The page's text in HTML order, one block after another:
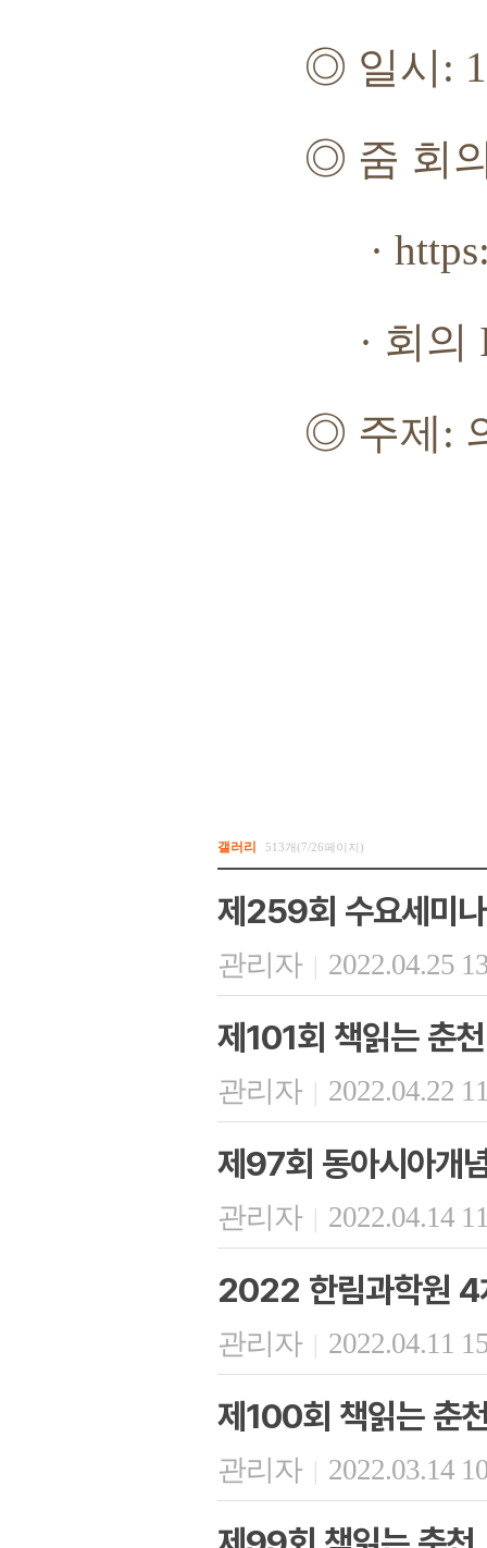
◎ 일시 :
◎ 줌 회
· https://
· 회의
◎ 주제:
갤러리 513개(7/26페이지)
제259회 수요세미나
관리자 | 2022.04.25
제101회 책읽는 춘천
관리자 | 2022.04.22
제97회 동아시아개
관리자 | 2022.04.14
2022 한림과학원 4
관리자 | 2022.04.11
제100회 책읽는 춘
관리자 | 2022.03.14